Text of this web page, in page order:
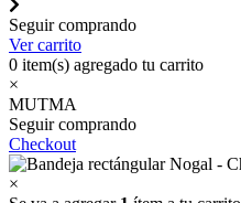
Seguir comprando
Ver carrito
0 item(s) agregado tu carrito
×
MUTMA
Seguir comprando
Checkout
×